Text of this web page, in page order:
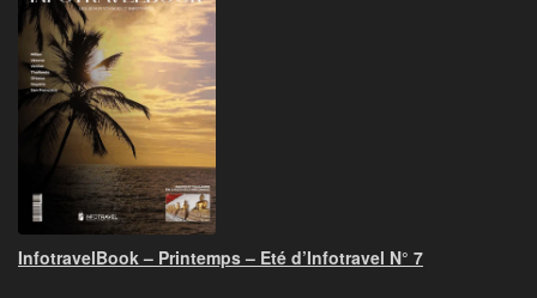
InfotravelBook – Printemps – Eté d’Infotravel N° 7